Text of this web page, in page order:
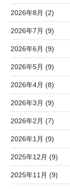
2026年8月 (2)
2026年7月 (9)
2026年6月 (9)
2026年5月 (9)
2026年4月 (8)
2026年3月 (9)
2026年2月 (7)
2026年1月 (9)
2025年12月 (9)
2025年11月 (9)